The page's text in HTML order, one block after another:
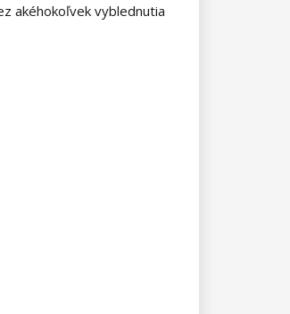
akéhokoľvek vyblednutia